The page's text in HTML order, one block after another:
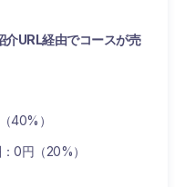
介URL経由でコースが売
40%）
0円（20%）